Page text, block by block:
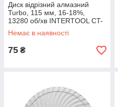
Диск відрізний алмазний
Turbo, 115 мм, 16-18%,
13280 об/хв INTERTOOL CT-
2001
Немає в наявності
75 ₴